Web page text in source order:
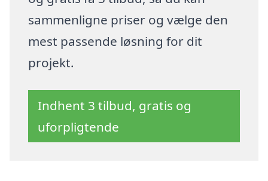
sammenligne priser og vælge den
mest passende løsning for dit
projekt.
Indhent 3 tilbud, gratis og
uforpligtende